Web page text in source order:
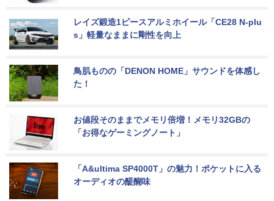
レイズ鍛造1ピースアルミホイール「CE28 N-plu
s」軽量なままに剛性を向上
鳥肌ものの「DENON HOME」サウンドを体感し
た！
お値段そのままでメモリ倍増！メモリ32GBの
「お得なゲーミングノート」
「A&ultima SP4000T」の魅力！ポケットに入る
オーディオの醍醐味